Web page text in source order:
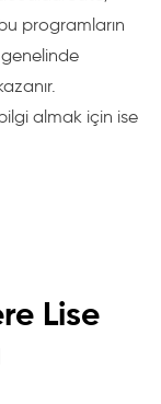
ülkelerden
ve
programların
almak için ise
Lise